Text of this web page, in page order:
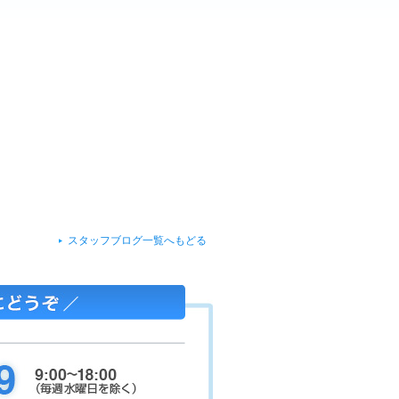
スタッフブログ一覧へもどる